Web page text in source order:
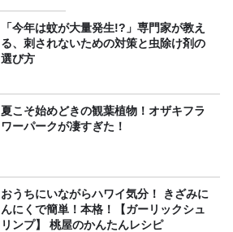
「今年は蚊が大量発生!?」専門家が教え
る、刺されないための対策と虫除け剤の
選び方
夏こそ始めどきの観葉植物！オザキフラ
ワーパークが凄すぎた！
おうちにいながらハワイ気分！ きざみに
んにくで簡単！本格！【ガーリックシュ
リンプ】 桃屋のかんたんレシピ